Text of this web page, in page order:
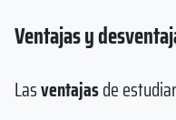
Ventajas y
Lasventajasde